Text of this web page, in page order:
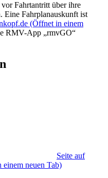
Fahrtantritt über ihre
Eine Fahrplanauskunft ist
(Öffnet in einem
RMV-App „rmvGO“
Seite auf
neuen Tab)